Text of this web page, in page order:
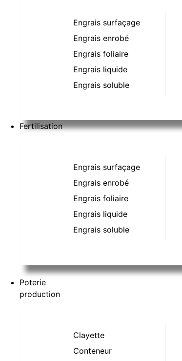
Engrais surfaçage
Engrais enrobé
Engrais foliaire
Engrais liquide
Engrais soluble
Fertilisation
Engrais surfaçage
Engrais enrobé
Engrais foliaire
Engrais liquide
Engrais soluble
Poterie
production
Clayette
Conteneur